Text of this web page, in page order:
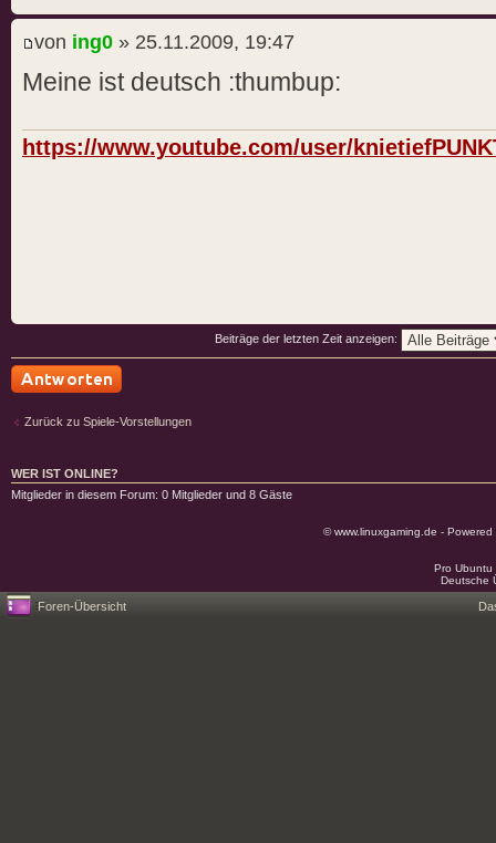
von ing0 » 25.11.2009, 19:47
Meine ist deutsch :thumbup:
https://www.youtube.com/user/
Beiträge der letzten Zeit anzeigen:
Zurück zu Spiele-Vorstellungen
WER IST ONLINE?
Mitglieder in diesem Forum: 0 Mitglieder und 8 Gäste
© www.linuxgaming.de -
Pro
Deutsche
Foren-Übersicht